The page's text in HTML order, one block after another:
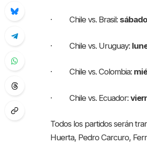
· Chile vs. Brasil:
· Chile vs. Uruguay:
· Chile vs. Colombia:
· Chile vs. Ecuador:
Todos los partidos serán
Huerta, Pedro Carcuro,